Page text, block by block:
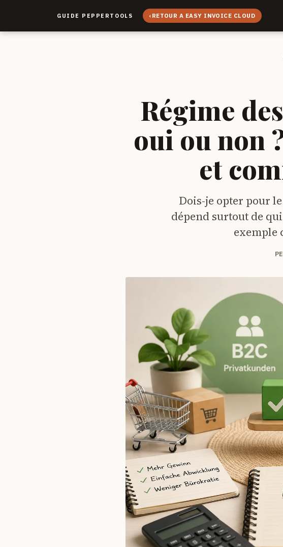
GUIDE PEPPERTOOLS ‹ RETOUR A EASY INVOICE CLOUD
Régime
oui ou non
et
Dois-je opter pour
dépend surtout de
exemple